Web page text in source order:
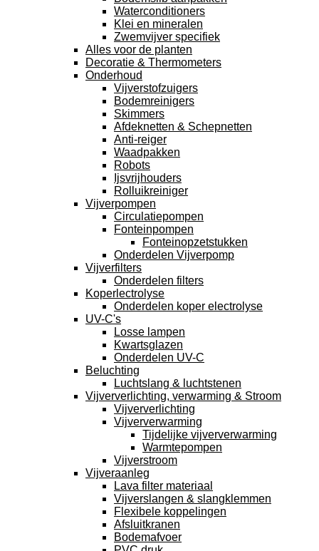
Waterconditioners
Klei en mineralen
Zwemvijver specifiek
Alles voor de planten
Decoratie & Thermometers
Onderhoud
Vijverstofzuigers
Bodemreinigers
Skimmers
Afdeknetten & Schepnetten
Anti-reiger
Waadpakken
Robots
Ijsvrijhouders
Rolluikreiniger
Vijverpompen
Circulatiepompen
Fonteinpompen
Fonteinopzetstukken
Onderdelen Vijverpomp
Vijverfilters
Onderdelen filters
Koperlectrolyse
Onderdelen koper electrolyse
UV-C's
Losse lampen
Kwartsglazen
Onderdelen UV-C
Beluchting
Luchtslang & luchtstenen
Vijververlichting, verwarming & Stroom
Vijververlichting
Vijververwarming
Tijdelijke vijververwarming
Warmtepompen
Vijverstroom
Vijveraanleg
Lava filter materiaal
Vijverslangen & slangklemmen
Flexibele koppelingen
Afsluitkranen
Bodemafvoer